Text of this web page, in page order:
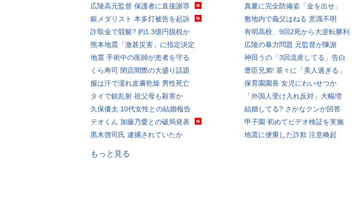
広陵高元監督 保護者に直接謝罪
銀メダリスト 本多灯被告を起訴
詐取金で競艇? 約1.3億円脱税か
熊本地震「激甚災害」に指定決定
地震 手術中の医師が患者を守る
くら寿司 閉店間際の大盛り話題
服は汗で濡れ皮膚乾燥 男性死亡
タイで銃乱射 祖父母も殺害か
久保優太 10代女性との結婚報告
テオくん 加藤乃愛との破局発表
黒木啓司氏 逮捕されていたか
真夏に完全防備姿「金を出せ」
敷地内で義父はねる 意識不明
有明高校、9回2死から大逆転勝利
広陵の暴力問題 元監督が陳謝
神田うの「3回流産してる」告白
豊臣兄弟! 茶々に「美人過ぎる」
保育園園長 女児にわいせつか
「外国人受け入れ反対」大幅増
結婚してる? さかなクンが回答
甲子園 初めてビデオ検証を実施
地震に便乗した詐欺 注意喚起
もっと見る